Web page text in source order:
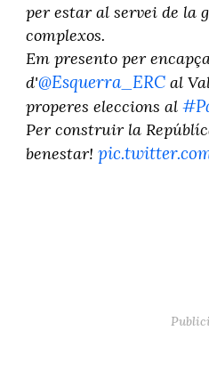
per estar al servei de la
complexos.
Em presento per
d'@Esquerra_ERCal
properes eleccions al
Per construir la
benestar!